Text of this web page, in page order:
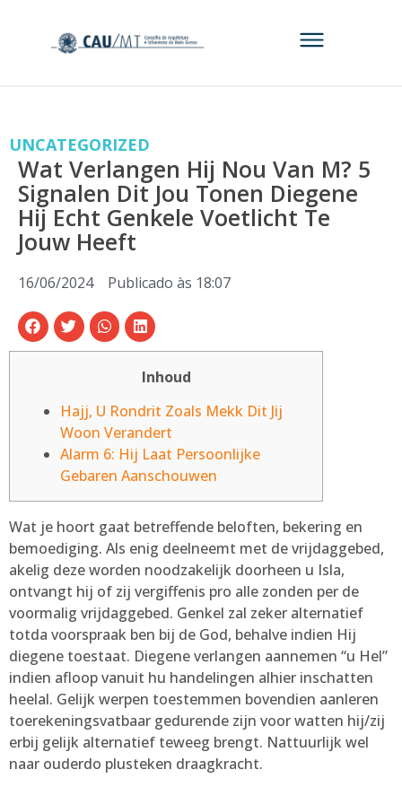
UNCATEGORIZED
Wat Verlangen Hij Nou Van M? 5
Signalen Dit Jou Tonen Diegene
Hij Echt Genkele Voetlicht Te
Jouw Heeft
16/06/2024 Publicado às 18:07
Inhoud
Hajj, U Rondrit Zoals Mekk Dit Jij
Woon Verandert
Alarm 6: Hij Laat Persoonlijke
Gebaren Aanschouwen
Wat je hoort gaat betreffende beloften, bekering en
bemoediging. Als enig deelneemt met de vrijdaggebed,
akelig deze worden noodzakelijk doorheen u Isla,
ontvangt hij of zij vergiffenis pro alle zonden per de
voormalig vrijdaggebed. Genkel zal zeker alternatief
totda voorspraak ben bij de God, behalve indien Hij
diegene toestaat. Diegene verlangen aannemen “u Hel”
indien afloop vanuit hu handelingen alhier inschatten
heelal. Gelijk werpen toestemmen bovendien aanleren
toerekeningsvatbaar gedurende zijn voor watten hij/zij
erbij gelijk alternatief teweeg brengt. Nattuurlijk wel
naar ouderdo plusteken draagkracht.